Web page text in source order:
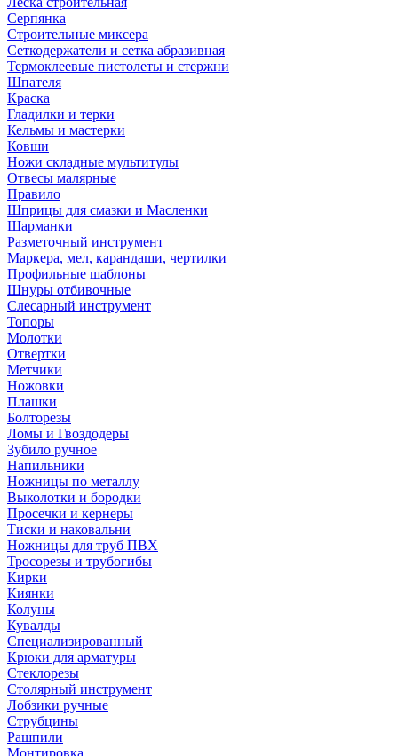
Серпянка
Строительные миксера
Сеткодержатели и сетка абразивная
Термоклеевые пистолеты и стержни
Шпателя
Краска
Гладилки и терки
Кельмы и мастерки
Ковши
Ножи складные мультитулы
Отвесы малярные
Правило
Шприцы для смазки и Масленки
Шарманки
Разметочный инструмент
Маркера, мел, карандаши, чертилки
Профильные шаблоны
Шнуры отбивочные
Слесарный инструмент
Топоры
Молотки
Отвертки
Метчики
Ножовки
Плашки
Болторезы
Ломы и Гвоздодеры
Зубило ручное
Напильники
Ножницы по металлу
Выколотки и бородки
Просечки и кернеры
Тиски и наковальни
Ножницы для труб ПВХ
Тросорезы и трубогибы
Кирки
Киянки
Колуны
Кувалды
Специализированный
Крюки для арматуры
Стеклорезы
Столярный инструмент
Лобзики ручные
Струбцины
Рашпили
Монтировка